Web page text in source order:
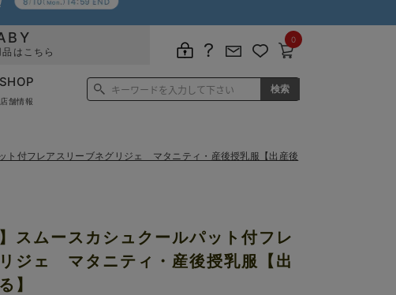
はこちら
0
SHOP
店舗情報
ト付フレアスリーブネグリジェ マタニティ・産後授乳服【出産後
スムースカシュクールパット付フレ
ジェ マタニティ・産後授乳服【出
】